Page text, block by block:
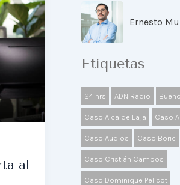
al
Ernesto
Etiquetas
24 hrs ADN Radio
Caso Alcalde Laja Caso
Caso Audios Caso Boric
Caso Cristián Campos
Caso Dominique Pelicot